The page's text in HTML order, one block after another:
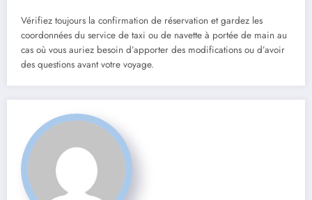
Vérifiez toujours la confirmation de réservation et gardez les
coordonnées du service de taxi ou de navette à portée de main au
cas où vous auriez besoin d’apporter des modifications ou d’avoir
des questions avant votre voyage.